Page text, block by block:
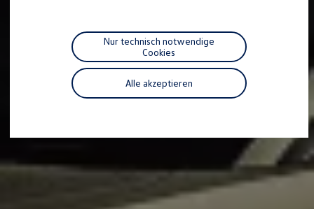
Individualisieren
Wallbox und Ladekabel
Digitale Extras
Dienste für Ihr Modell finden
Volkswagen Apps, Login und Shop
Handy und Fahrzeug verbinden
Vorgängermodelle
Digitale Betriebsanleitung
Alle akzeptieren
Nur technisch notwendige
Cookies